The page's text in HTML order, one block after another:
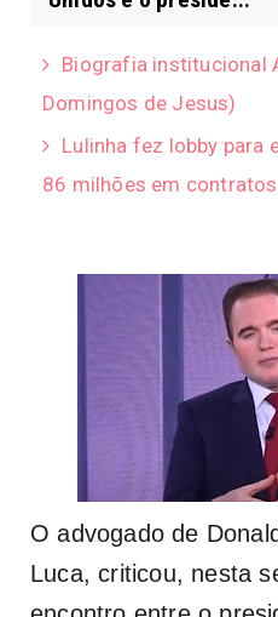
Biografia institucional
Domingos de Jesus)
Lulinha fez lobby para
86 milhões em
O advogado de
Luca, criticou, nesta